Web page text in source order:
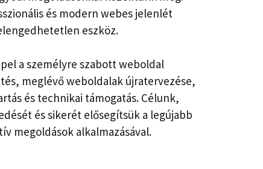
és modern webes jelenlét
eszköz.
a személyre szabott weboldal
meglévő weboldalak újratervezése,
és technikai támogatás. Célunk,
és sikerét elősegítsük a legújabb
megoldások alkalmazásával.